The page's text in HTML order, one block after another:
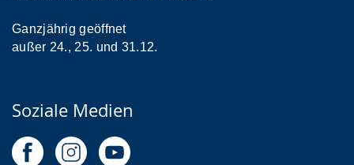
Ganzjährig geöffnet
außer 24., 25. und 31.12.
Soziale Medien